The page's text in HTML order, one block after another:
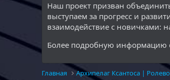
Наш проект призван
выступаем за прогресс и
взаимодействие с новичками:
Более подробную информацию
Главная Архипелаг Ксантоса |